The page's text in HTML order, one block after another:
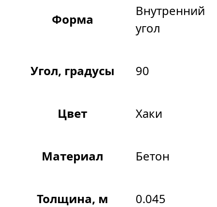
Форма
Внутренний
угол
Угол, градусы 90
Цвет Хаки
Материал Бетон
Толщина, м 0.045